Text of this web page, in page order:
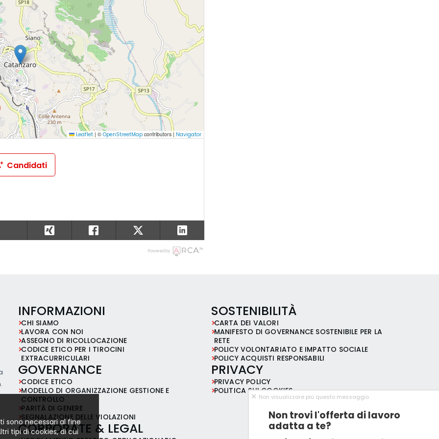
sono necessari al fine
tipi di cookies, di cui
Leaflet | © OpenStreetMapcontributors | Navigator
Candidati
Powered by
Non visualizzare più questo messaggio
Non trovi l'offerta di lavoro
adatta a te?
INFORMAZIONI
CHI SIAMO
LAVORA CON NOI
ASSEGNO DI RICOLLOCAZIONE
CODICE ETICO PER I TIROCINI
EXTRACURRICULARI
GOVERNANCE
CODICE ETICO
MODELLO DI ORGANIZZAZIONE GESTIONE E
CONTROLLO
PARITÀ DI GENERE
SEGNALAZIONE DELLE VIOLAZIONI
CORPORATE & LEGAL
SOSTENIBILITÀ
CARTA DEI VALORI
MANIFESTO DI GOVERNANCE SOSTENIBILE PER LA
RETE
POLICY VOLONTARIATO E IMPATTO SOCIALE
POLICY ACQUISTI RESPONSABILI
PRIVACY
PRIVACY POLICY
POLITICA SUI COOKIES